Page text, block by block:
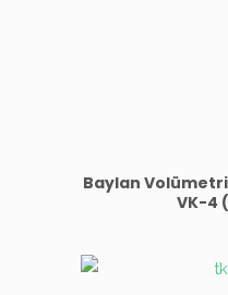
Baylan
VK-4